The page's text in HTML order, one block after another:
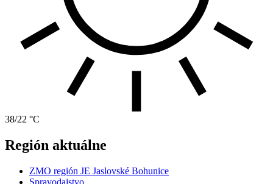
38/22 °C
Región aktuálne
ZMO región JE Jaslovské Bohunice